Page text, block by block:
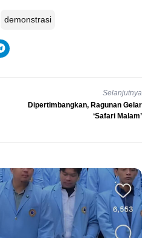
demonstrasi
Selanjutnya
Dipertimbangkan, Ragunan Gelar
‘Safari Malam’